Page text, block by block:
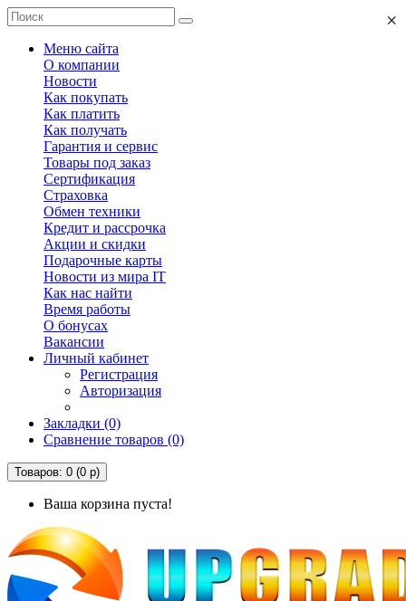
Меню сайта
О компании
Новости
Как покупать
Как платить
Как получать
Гарантия и сервис
Товары под заказ
Сертификация
Страховка
Обмен техники
Кредит и рассрочка
Акции и скидки
Подарочные карты
Новости из мира IT
Как нас найти
Время работы
О бонусах
Вакансии
Личный кабинет
Регистрация
Авторизация
Закладки (0)
Сравнение товаров (0)
Товаров: 0 (0 р)
Ваша корзина пуста!
×